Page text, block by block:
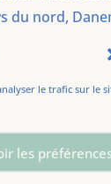
le trafic sur le
les
du nord,
quelques
automobile
pétrifié, il